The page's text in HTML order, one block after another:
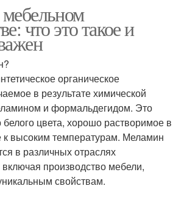
что это такое и
органическое
в результате химической
и формальдегидом. Это
цвета, хорошо растворимое в
к высоким температурам. Меламин
в различных отраслях
производство мебели,
свойствам.